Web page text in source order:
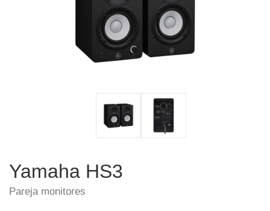
Yamaha HS3
Pareja monitores